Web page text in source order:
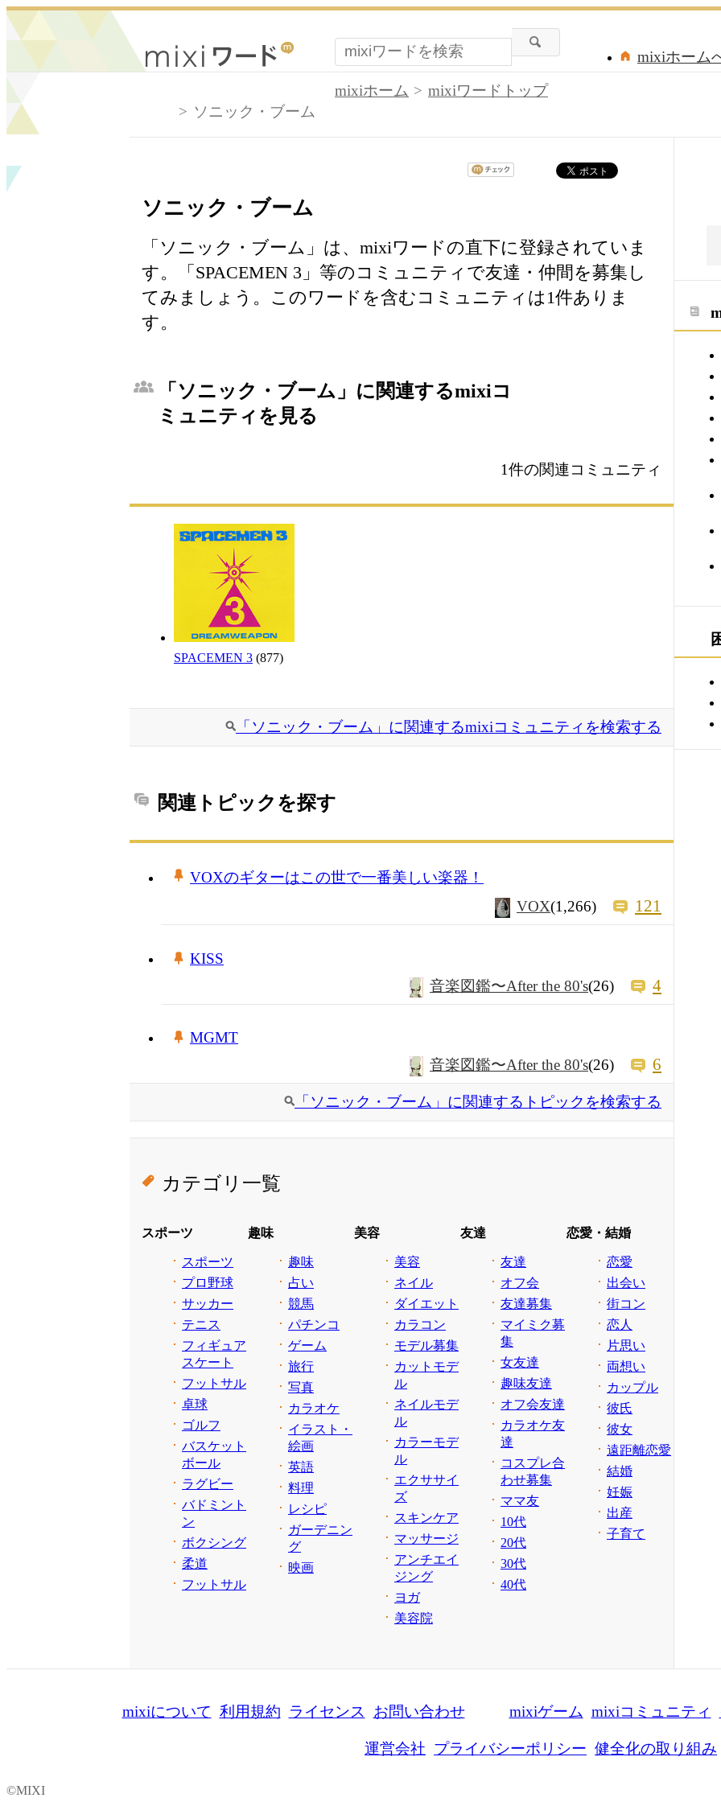
mixiホーム
mixiホーム
mixiワードトップ
ソニック・ブーム
ソニック・ブーム
「ソニック・ブーム」は、mixiワードの直下に登録されていま
す。「SPACEMEN 3」等のコミュニティで友達・仲間を募集し
てみましょう。このワードを含むコミュニティは1件ありま
す。
「ソニック・ブーム」に関連するmixiコ
ミュニティを見る
1件の関連コミュニティ
SPACEMEN 3 (877)
「ソニック・ブーム」に関連するmixiコミュニティを検索する
関連トピックを探す
VOXのギターはこの世で一番美しい楽器！
VOX(1,266) 121
KISS
音楽図鑑〜After the 80's(26) 4
MGMT
音楽図鑑〜After the 80's(26) 6
「ソニック・ブーム」に関連するトピックを検索する
カテゴリ一覧
スポーツ
スポーツ
プロ野球
サッカー
テニス
フィギュア
スケート
フットサル
卓球
ゴルフ
バスケット
ボール
ラグビー
バドミント
ン
ボクシング
柔道
フットサル
趣味
趣味
占い
競馬
パチンコ
ゲーム
旅行
写真
カラオケ
イラスト・
絵画
英語
料理
レシピ
ガーデニン
グ
映画
美容
美容
ネイル
ダイエット
カラコン
モデル募集
カットモデ
ル
ネイルモデ
ル
カラーモデ
ル
エクササイ
ズ
スキンケア
マッサージ
アンチエイ
ジング
ヨガ
美容院
友達
友達
オフ会
友達募集
マイミク募
集
女友達
趣味友達
オフ会友達
カラオケ友
達
コスプレ合
わせ募集
ママ友
10代
20代
30代
40代
恋愛・結婚
恋愛
出会い
街コン
恋人
片思い
両想い
カップル
彼氏
彼女
遠距離恋愛
結婚
妊娠
出産
子育て
mixiについて 利用規約 ライセンス お問い合わせ mixiゲーム mixiコミュニティ
運営会社 プライバシーポリシー 健全化の取り組み
©MIXI